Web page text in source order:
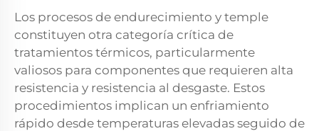
Los procesos de endurecimiento y temple
constituyen otra categoría crítica de
tratamientos térmicos, particularmente
valiosos para componentes que requieren alta
resistencia y resistencia al desgaste. Estos
procedimientos implican un enfriamiento
rápido desde temperaturas elevadas seguido de